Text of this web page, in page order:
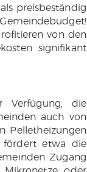
preisbeständig
von den
signifikant
Verfügung, die
auch von
Pelletheizungen
fördert etwa die
Zugang